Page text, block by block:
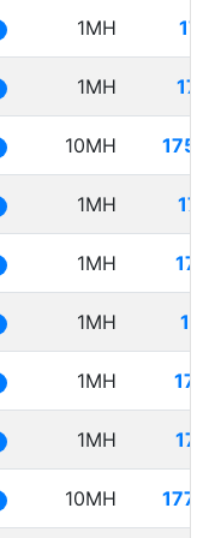
1MH
1MH
10MH
1MH
1MH
1MH
1MH
1MH
10MH